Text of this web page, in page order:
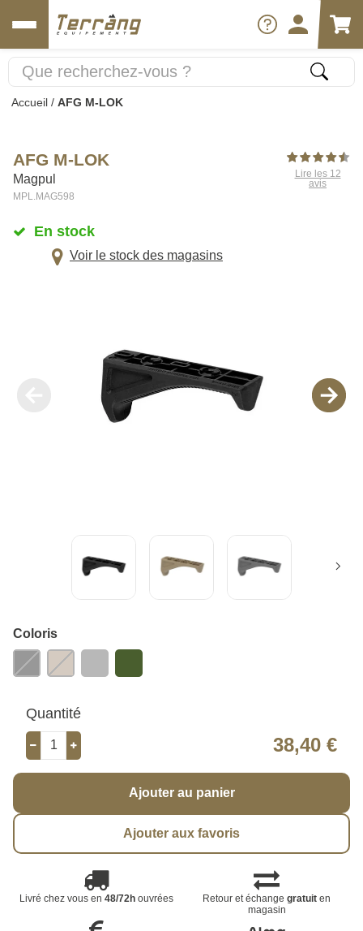
Accueil / AFG M-LOK
AFG M-LOK
Magpul
MPL.MAG598
Lire les 12
avis
En stock
Voir le stock des magasins
Coloris
Quantité
38,40 €
Ajouter au panier
Ajouter aux favoris
Livré chez vous en 48/72houvrées Retour et échangegratuit en
magasin